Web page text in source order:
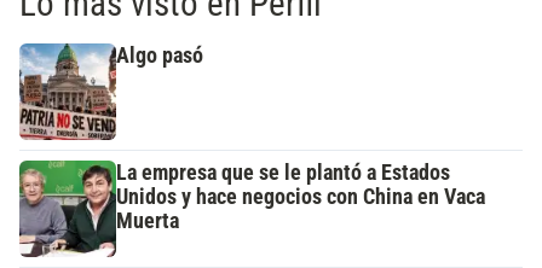
Algo pasó
La empresa que se le plantó a Estados
Unidos y hace negocios con China en Vaca
Muerta